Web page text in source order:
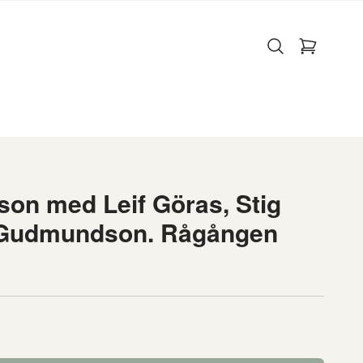
med Leif Göras, Stig
Rågången